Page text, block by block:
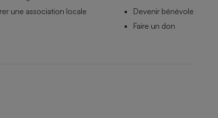
une association locale
Devenir bénévole
Faire un don